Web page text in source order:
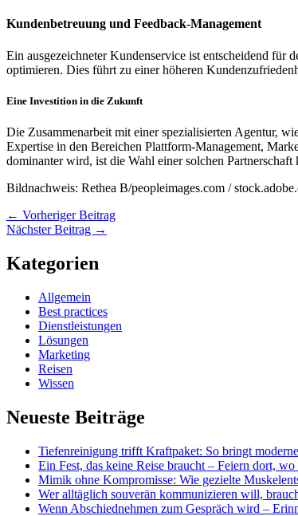
Kundenbetreuung und Feedback-Management
Ein ausgezeichneter Kundenservice ist entscheidend für
optimieren. Dies führt zu einer höheren
Eine Investition in die Zukunft
Die Zusammenarbeit mit einer spezialisierten Agentur,
Expertise in den Bereichen Plattform-Management,
dominanter wird, ist die Wahl einer solchen
Bildnachweis: Rethea B/peopleimages.com /
← Vorheriger Beitrag
Nächster Beitrag →
Kategorien
Allgemein
Best practices
Dienstleistungen
Lösungen
Marketing
Reisen
Wissen
Neueste Beiträge
Tiefenreinigung trifft Kraftpaket: So bringt
Ein Fest, das keine Reise braucht – Feiern dort,
Mimik ohne Kompromisse: Wie gezielte
Wer alltäglich souverän kommunizieren will,
Wenn Abschiednehmen zum Gespräch wird –